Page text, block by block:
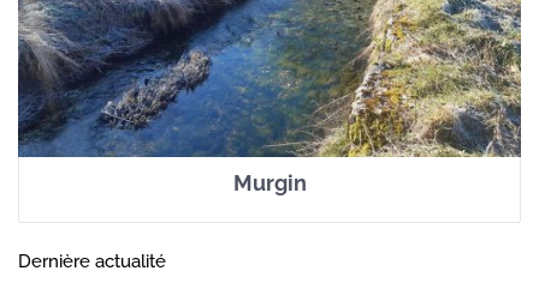
Murgin
Dernière actualité